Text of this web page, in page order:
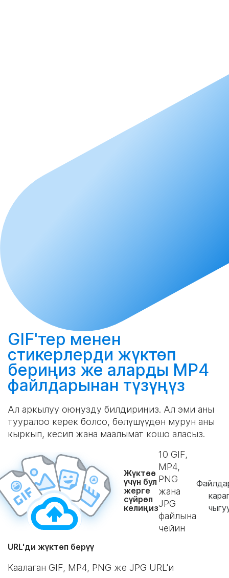
GIF'тер менен
стикерлерди жүктөп
бериңиз же аларды MP4
файлдарынан түзүңүз
Ал аркылуу оюңузду билдириңиз. Ал эми аны
тууралоо керек болсо, бөлүшүүдөн мурун аны
кыркып, кесип жана маалымат кошо аласыз.
Жүктөө
үчүн бул
жерге
сүйрөп
келиңиз
10 GIF,
MP4,
PNG
жана
JPG
файлына
чейин
URL'ди жүктөп берүү
Каалаган GIF, MP4, PNG же JPG URL'и